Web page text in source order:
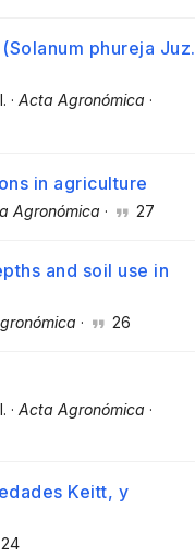
phureja Juz.
· Acta Agronómica ·
in agriculture
Agronómica · 27
and soil use in
· 26
· Acta Agronómica ·
Keitt, y
24